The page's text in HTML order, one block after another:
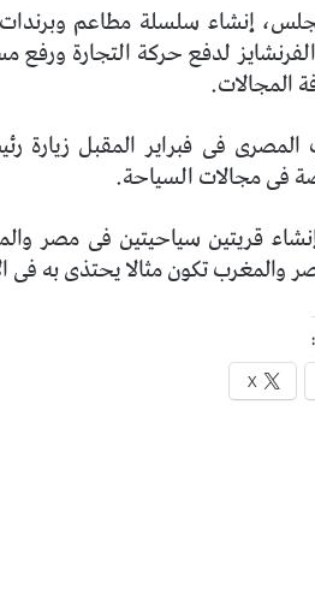
إنشاء سلسلة مطاعم
الفرنشايز لدفع حركة التجارة
المجالات.
المصرى فى فبراير المقبل زيارة
فى مجالات السياحة.
قريتين سياحيتين فى مصر
والمغرب تكون مثالا يحتذى به فى
X